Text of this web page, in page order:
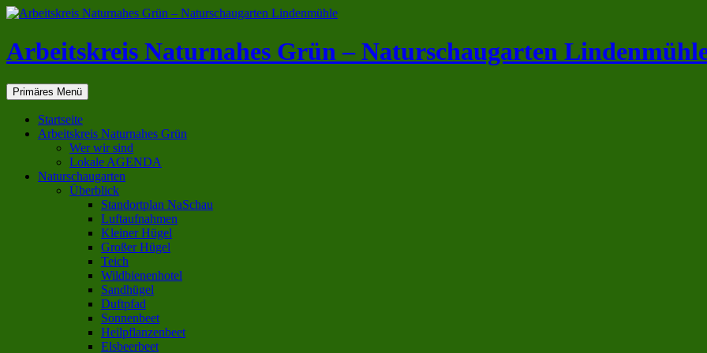
Zum
springen
Arbeitskreis Naturnahes Grün – Naturschaugarten
Suchen
Primäres Menü
Startseite
Arbeitskreis Naturnahes Grün
Wer wir sind
Lokale AGENDA
Naturschaugarten
Überblick
Standortplan NaSchau
Luftaufnahmen
Kleiner Hügel
Großer Hügel
Teich
Wildbienenhotel
Sandhügel
Duftpfad
Sonnenbeet
Heilpflanzenbeet
Elsbeerbeet